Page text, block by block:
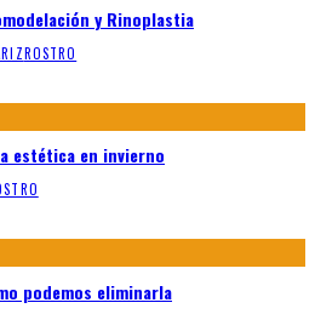
y Rinoplastia
ROSTRO
estética en invierno
podemos eliminarla